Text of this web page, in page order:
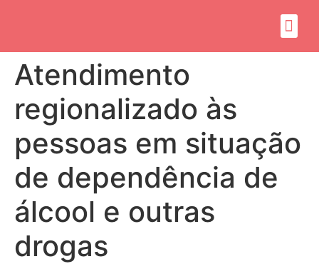
Atendimento
regionalizado às
pessoas em situação
de dependência de
álcool e outras
drogas